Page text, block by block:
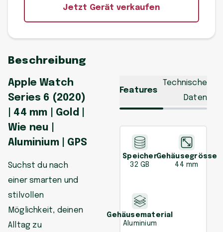
Jetzt Gerät verkaufen
Beschreibung
Apple Watch
Series 6 (2020)
| 44 mm | Gold |
Wie neu |
Aluminium | GPS
Suchst du nach
einer smarten und
stilvollen
Möglichkeit, deinen
Alltag zu
Features
Technische
Daten
Speicher
32 GB
Gehäusegrösse
44 mm
Gehäusematerial
Aluminium